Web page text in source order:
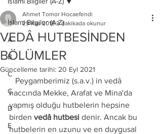
İslami Bilgiler (A-Z)
A
B
C
Ç
D
E
VEDÂ HUTBESİNDEN
BÖLÜMLER
Ahmet Tomor Hocaefendi
29 Kas 2018 2 dakikada okunur
Güncelleme tarihi: 20 Eyl 2021
haccında Mekke, Arafat ve Mina'da
yapmış olduğu hutbelerin hepsine
birden vedâ hutbesi denir. Ancak bu
hutbelerin en uzunu ve en duygusal